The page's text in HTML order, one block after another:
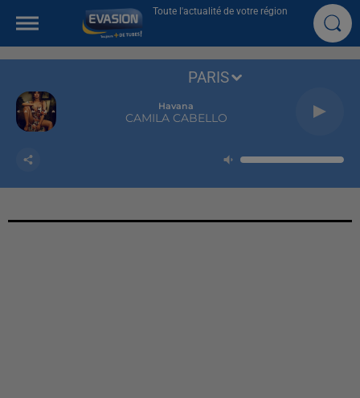
Toute l'actualité de votre région
Havana
CAMILA CABELLO
PARIS